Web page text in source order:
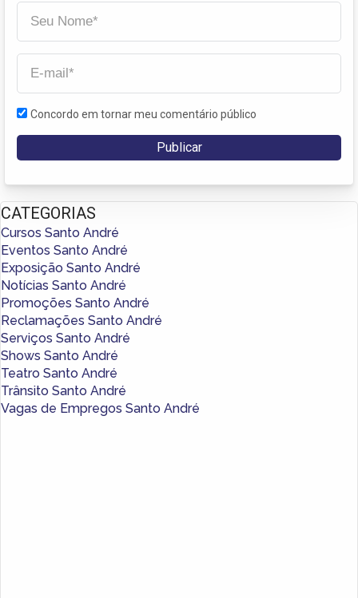
Concordo em tornar meu comentário público
CATEGORIAS
Cursos Santo André
Eventos Santo André
Exposição Santo André
Notícias Santo André
Promoções Santo André
Reclamações Santo André
Serviços Santo André
Shows Santo André
Teatro Santo André
Trânsito Santo André
Vagas de Empregos Santo André